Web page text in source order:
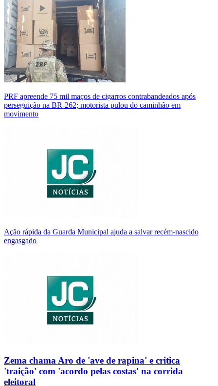
PRF apreende 75 mil maços de cigarros contrabandeados após
perseguição na BR-262; motorista pulou do caminhão em
movimento
Ação rápida da Guarda Municipal ajuda a salvar recém-nascido
engasgado
Zema chama Aro de 'ave de rapina' e critica
'traição' com 'acordo pelas costas' na corrida
eleitoral